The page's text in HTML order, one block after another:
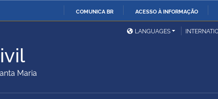
COMUNICA BR ACESSO À INFORMAÇÃO
Ministério da Defesa
Ministério das Relações
Exteriores
Ministério da Cidadania
LANGUAGES
Maria